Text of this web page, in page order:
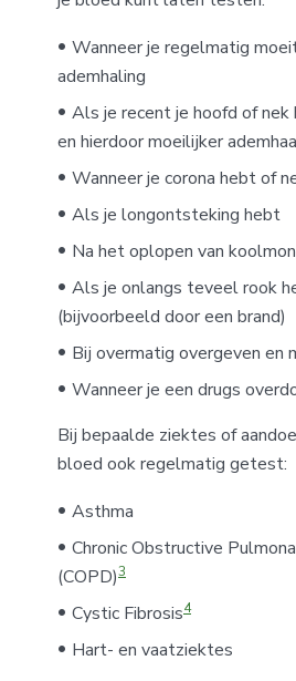
Wanneer je regelmatig
ademhaling
Als je recent je hoofd of
en hierdoor moeilijker
Wanneer je corona hebt of
Als je longontsteking hebt
Na het oplopen van
Als je onlangs teveel rook
(bijvoorbeeld door een brand)
Bij overmatig overgeven en
Wanneer je een drugs
Bij bepaalde ziektes of
bloed ook regelmatig getest:
Asthma
Chronic Obstructive
(COPD)3
Cystic Fibrosis4
Hart- en vaatziektes